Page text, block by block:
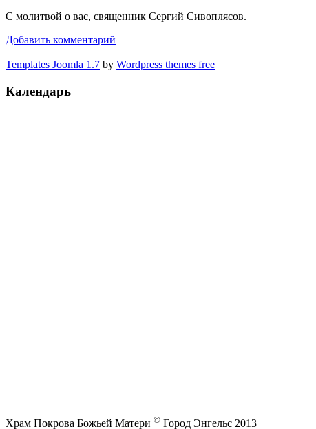
С молитвой о вас, священник Сергий Сивоплясов.
Добавить комментарий
Templates Joomla 1.7 by Wordpress themes free
Календарь
Храм Покрова Божьей Матери © Город Энгельс 2013